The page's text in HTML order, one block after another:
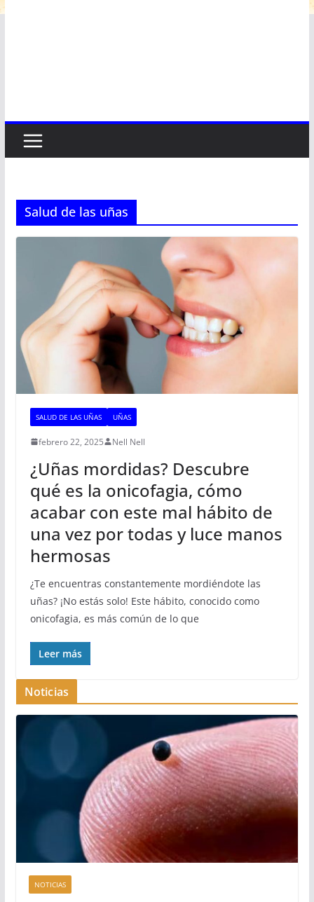
Salud de las uñas
SALUD DE LAS UÑAS UÑAS
febrero 22, 2025 Nell Nell
¿Uñas mordidas? Descubre
qué es la onicofagia, cómo
acabar con este mal hábito de
una vez por todas y luce manos
hermosas
¿Te encuentras constantemente mordiéndote las
uñas? ¡No estás solo! Este hábito, conocido como
onicofagia, es más común de lo que
Leer más
Noticias
NOTICIAS